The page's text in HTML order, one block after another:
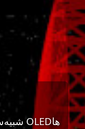
شبیه‌سازی سلول‌های خورشیدی و OLEDها